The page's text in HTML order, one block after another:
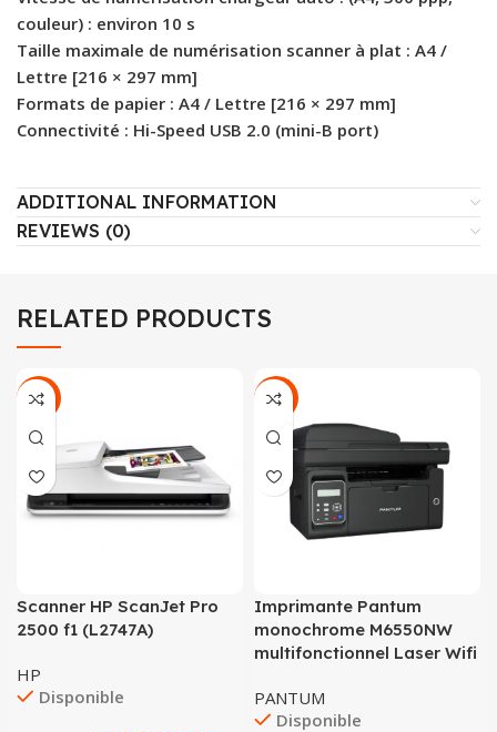
couleur) : environ 10 s
Taille maximale de numérisation scanner à plat : A4 /
Lettre [216 × 297 mm]
Formats de papier : A4 / Lettre [216 × 297 mm]
Connectivité : Hi-Speed USB 2.0 (mini-B port)
ADDITIONAL INFORMATION
REVIEWS (0)
RELATED PRODUCTS
-4%
Scanner HP ScanJet Pro
2500 f1 (L2747A)
HP
Disponible
-22%
Imprimante Pantum
monochrome M6550NW
multifonctionnel Laser Wifi
PANTUM
Disponible